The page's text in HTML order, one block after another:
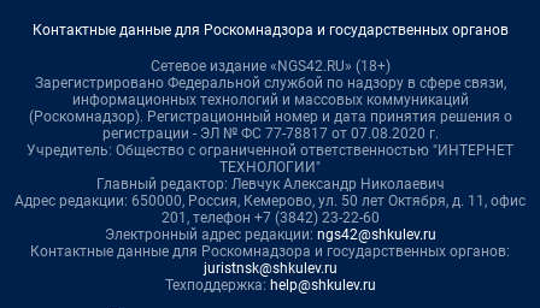
Контактные данные для Роскомнадзора и государственных органов
Сетевое издание «NGS42.RU» (18+)
Зарегистрировано Федеральной службой по надзору в сфере связи,
информационных технологий и массовых коммуникаций
(Роскомнадзор). Регистрационный номер и дата принятия решения о
регистрации - ЭЛ № ФС 77-78817 от 07.08.2020 г.
Учредитель: Общество с ограниченной ответственностью "ИНТЕРНЕТ
ТЕХНОЛОГИИ"
Главный редактор: Левчук Александр Николаевич
Адрес редакции: 650000, Россия, Кемерово, ул. 50 лет Октября, д. 11, офис
201, телефон +7 (3842) 23-22-60
Электронный адрес редакции: ngs42@shkulev.ru
Контактные данные для Роскомнадзора и государственных органов:
juristnsk@shkulev.ru
Техподдержка: help@shkulev.ru